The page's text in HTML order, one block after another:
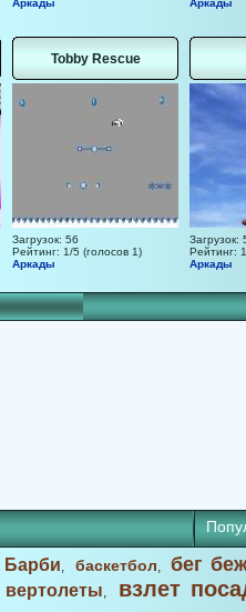
Аркады
Аркады
Tobby Rescue
Загрузок: 56
Рейтинг: 1/5 (голосов 1)
Аркады
Загрузок:
Рейтинг:
Аркады
Барби, баскетбол, бег
вертолеты, взлет